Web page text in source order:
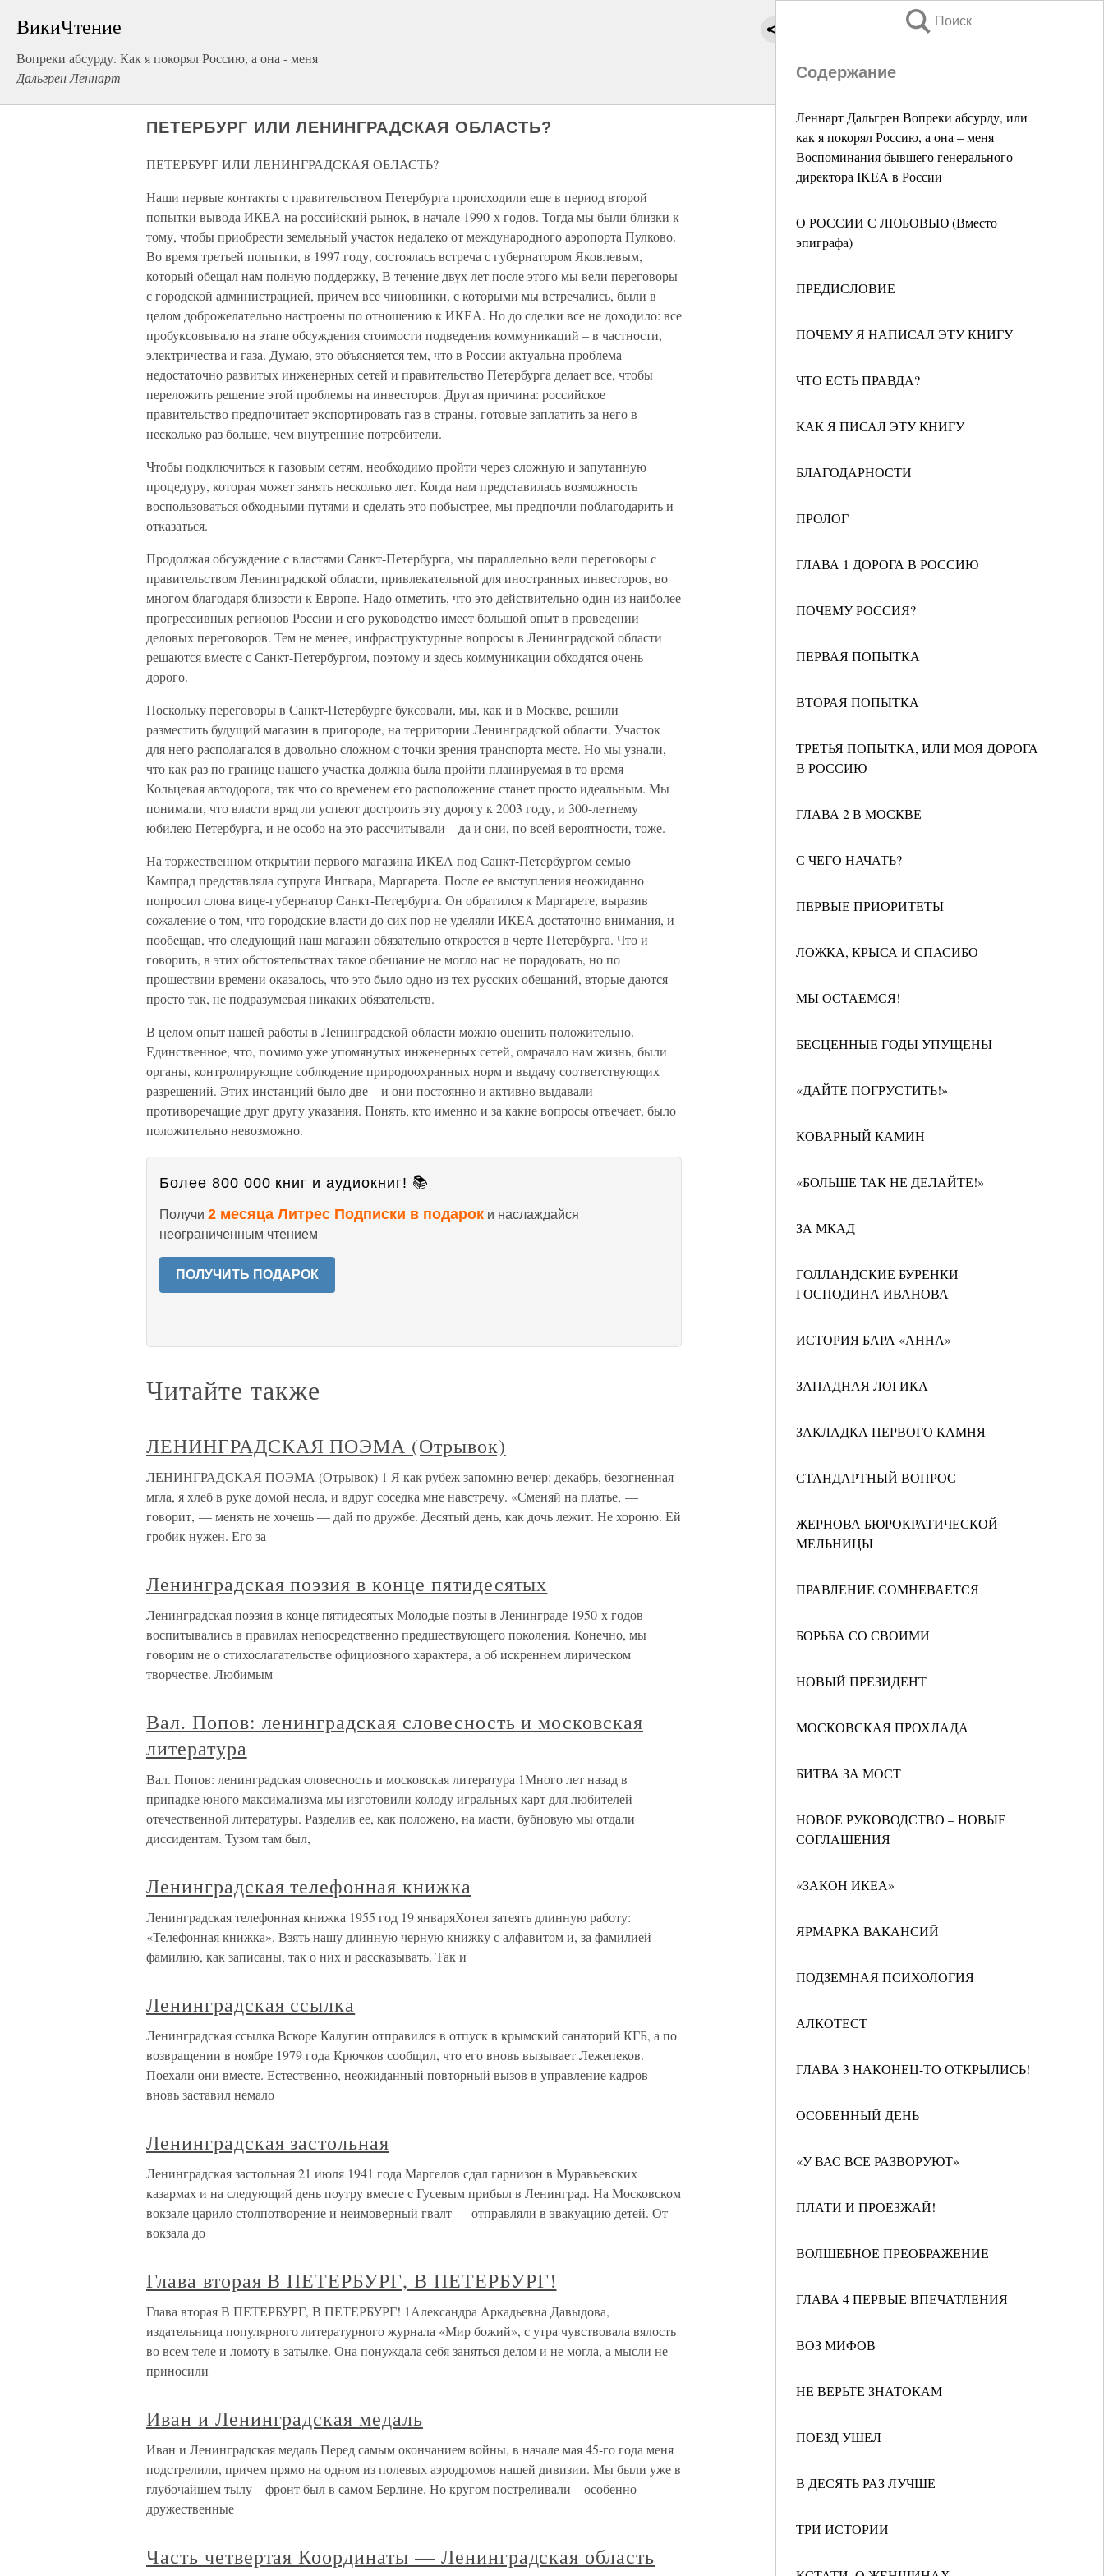
ВикиЧтение
Вопреки абсурду. Как я покорял Россию, а она - меня
Дальгрен Леннарт
Поиск
Содержание
Леннарт Дальгрен Вопреки абсурду, или
как я покорял Россию, а она – меня
Воспоминания бывшего генерального
директора IKEA в России
О РОССИИ С ЛЮБОВЬЮ (Вместо
эпиграфа)
ПРЕДИСЛОВИЕ
ПОЧЕМУ Я НАПИСАЛ ЭТУ КНИГУ
ЧТО ЕСТЬ ПРАВДА?
КАК Я ПИСАЛ ЭТУ КНИГУ
БЛАГОДАРНОСТИ
ПРОЛОГ
ГЛАВА 1 ДОРОГА В РОССИЮ
ПОЧЕМУ РОССИЯ?
ПЕРВАЯ ПОПЫТКА
ВТОРАЯ ПОПЫТКА
ТРЕТЬЯ ПОПЫТКА, ИЛИ МОЯ ДОРОГА
В РОССИЮ
ГЛАВА 2 В МОСКВЕ
С ЧЕГО НАЧАТЬ?
ПЕРВЫЕ ПРИОРИТЕТЫ
ЛОЖКА, КРЫСА И СПАСИБО
МЫ ОСТАЕМСЯ!
БЕСЦЕННЫЕ ГОДЫ УПУЩЕНЫ
«ДАЙТЕ ПОГРУСТИТЬ!»
КОВАРНЫЙ КАМИН
«БОЛЬШЕ ТАК НЕ ДЕЛАЙТЕ!»
ЗА МКАД
ГОЛЛАНДСКИЕ БУРЕНКИ
ГОСПОДИНА ИВАНОВА
ИСТОРИЯ БАРА «АННА»
ЗАПАДНАЯ ЛОГИКА
ЗАКЛАДКА ПЕРВОГО КАМНЯ
СТАНДАРТНЫЙ ВОПРОС
ЖЕРНОВА БЮРОКРАТИЧЕСКОЙ
МЕЛЬНИЦЫ
ПРАВЛЕНИЕ СОМНЕВАЕТСЯ
БОРЬБА СО СВОИМИ
НОВЫЙ ПРЕЗИДЕНТ
МОСКОВСКАЯ ПРОХЛАДА
БИТВА ЗА МОСТ
НОВОЕ РУКОВОДСТВО – НОВЫЕ
СОГЛАШЕНИЯ
«ЗАКОН ИКЕА»
ЯРМАРКА ВАКАНСИЙ
ПОДЗЕМНАЯ ПСИХОЛОГИЯ
АЛКОТЕСТ
ГЛАВА 3 НАКОНЕЦ-ТО ОТКРЫЛИСЬ!
ОСОБЕННЫЙ ДЕНЬ
«У ВАС ВСЕ РАЗВОРУЮТ»
ПЛАТИ И ПРОЕЗЖАЙ!
ВОЛШЕБНОЕ ПРЕОБРАЖЕНИЕ
ГЛАВА 4 ПЕРВЫЕ ВПЕЧАТЛЕНИЯ
ВОЗ МИФОВ
НЕ ВЕРЬТЕ ЗНАТОКАМ
ПОЕЗД УШЕЛ
В ДЕСЯТЬ РАЗ ЛУЧШЕ
ТРИ ИСТОРИИ
ПЕТЕРБУРГ ИЛИ ЛЕНИНГРАДСКАЯ ОБЛАСТЬ?
ПЕТЕРБУРГ ИЛИ ЛЕНИНГРАДСКАЯ ОБЛАСТЬ?
Наши первые контакты с правительством Петербурга происходили еще в период второй
попытки вывода ИКЕА на российский рынок, в начале 1990-х годов. Тогда мы были близки к
тому, чтобы приобрести земельный участок недалеко от международного аэропорта Пулково.
Во время третьей попытки, в 1997 году, состоялась встреча с губернатором Яковлевым,
который обещал нам полную поддержку, В течение двух лет после этого мы вели переговоры
с городской администрацией, причем все чиновники, с которыми мы встречались, были в
целом доброжелательно настроены по отношению к ИКЕА. Но до сделки все не доходило: все
пробуксовывало на этапе обсуждения стоимости подведения коммуникаций – в частности,
электричества и газа. Думаю, это объясняется тем, что в России актуальна проблема
недостаточно развитых инженерных сетей и правительство Петербурга делает все, чтобы
переложить решение этой проблемы на инвесторов. Другая причина: российское
правительство предпочитает экспортировать газ в страны, готовые заплатить за него в
несколько раз больше, чем внутренние потребители.
Чтобы подключиться к газовым сетям, необходимо пройти через сложную и запутанную
процедуру, которая может занять несколько лет. Когда нам представилась возможность
воспользоваться обходными путями и сделать это побыстрее, мы предпочли поблагодарить и
отказаться.
Продолжая обсуждение с властями Санкт-Петербурга, мы параллельно вели переговоры с
правительством Ленинградской области, привлекательной для иностранных инвесторов, во
многом благодаря близости к Европе. Надо отметить, что это действительно один из наиболее
прогрессивных регионов России и его руководство имеет большой опыт в проведении
деловых переговоров. Тем не менее, инфраструктурные вопросы в Ленинградской области
решаются вместе с Санкт-Петербургом, поэтому и здесь коммуникации обходятся очень
дорого.
Поскольку переговоры в Санкт-Петербурге буксовали, мы, как и в Москве, решили
разместить будущий магазин в пригороде, на территории Ленинградской области. Участок
для него располагался в довольно сложном с точки зрения транспорта месте. Но мы узнали,
что как раз по границе нашего участка должна была пройти планируемая в то время
Кольцевая автодорога, так что со временем его расположение станет просто идеальным. Мы
понимали, что власти вряд ли успеют достроить эту дорогу к 2003 году, и 300-летнему
юбилею Петербурга, и не особо на это рассчитывали – да и они, по всей вероятности, тоже.
На торжественном открытии первого магазина ИКЕА под Санкт-Петербургом семью
Кампрад представляла супруга Ингвара, Маргарета. После ее выступления неожиданно
попросил слова вице-губернатор Санкт-Петербурга. Он обратился к Маргарете, выразив
сожаление о том, что городские власти до сих пор не уделяли ИКЕА достаточно внимания, и
пообещав, что следующий наш магазин обязательно откроется в черте Петербурга. Что и
говорить, в этих обстоятельствах такое обещание не могло нас не порадовать, но по
прошествии времени оказалось, что это было одно из тех русских обещаний, вторые даются
просто так, не подразумевая никаких обязательств.
В целом опыт нашей работы в Ленинградской области можно оценить положительно.
Единственное, что, помимо уже упомянутых инженерных сетей, омрачало нам жизнь, были
органы, контролирующие соблюдение природоохранных норм и выдачу соответствующих
разрешений. Этих инстанций было две – и они постоянно и активно выдавали
противоречащие друг другу указания. Понять, кто именно и за какие вопросы отвечает, было
положительно невозможно.
Более 800 000 книг и аудиокниг! 📚
Получи 2 месяца Литрес Подписки в подарок и наслаждайся
неограниченным чтением
ПОЛУЧИТЬ ПОДАРОК
Читайте также
ЛЕНИНГРАДСКАЯ ПОЭМА (Отрывок)
ЛЕНИНГРАДСКАЯ ПОЭМА (Отрывок) 1 Я как рубеж запомню вечер: декабрь, безогненная
мгла, я хлеб в руке домой несла, и вдруг соседка мне навстречу. «Сменяй на платье, —
говорит, — менять не хочешь — дай по дружбе. Десятый день, как дочь лежит. Не хороню. Ей
гробик нужен. Его за
Ленинградская поэзия в конце пятидесятых
Ленинградская поэзия в конце пятидесятых Молодые поэты в Ленинграде 1950-х годов
воспитывались в правилах непосредственно предшествующего поколения. Конечно, мы
говорим не о стихослагательстве официозного характера, а об искреннем лирическом
творчестве. Любимым
Вал. Попов: ленинградская словесность и московская
литература
Вал. Попов: ленинградская словесность и московская литература 1Много лет назад в
припадке юного максимализма мы изготовили колоду игральных карт для любителей
отечественной литературы. Разделив ее, как положено, на масти, бубновую мы отдали
диссидентам. Тузом там был,
Ленинградская телефонная книжка
Ленинградская телефонная книжка 1955 год 19 январяХотел затеять длинную работу:
«Телефонная книжка». Взять нашу длинную черную книжку с алфавитом и, за фамилией
фамилию, как записаны, так о них и рассказывать. Так и
Ленинградская ссылка
Ленинградская ссылка Вскоре Калугин отправился в отпуск в крымский санаторий КГБ, а по
возвращении в ноябре 1979 года Крючков сообщил, что его вновь вызывает Лежепеков.
Поехали они вместе. Естественно, неожиданный повторный вызов в управление кадров
вновь заставил немало
Ленинградская застольная
Ленинградская застольная 21 июля 1941 года Маргелов сдал гарнизон в Муравьевских
казармах и на следующий день поутру вместе с Гусевым прибыл в Ленинград. На Московском
вокзале царило столпотворение и неимоверный гвалт — отправляли в эвакуацию детей. От
вокзала до
Глава вторая В ПЕТЕРБУРГ, В ПЕТЕРБУРГ!
Глава вторая В ПЕТЕРБУРГ, В ПЕТЕРБУРГ! 1Александра Аркадьевна Давыдова,
издательница популярного литературного журнала «Мир божий», с утра чувствовала вялость
во всем теле и ломоту в затылке. Она понуждала себя заняться делом и не могла, а мысли не
приносили
Иван и Ленинградская медаль
Иван и Ленинградская медаль Перед самым окончанием войны, в начале мая 45-го года меня
подстрелили, причем прямо на одном из полевых аэродромов нашей дивизии. Мы были уже в
глубочайшем тылу – фронт был в самом Берлине. Но кругом постреливали – особенно
дружественные
Часть четвертая Координаты — Ленинградская область